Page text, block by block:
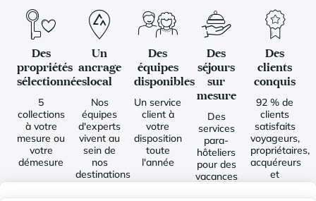
Des
propriétés
sélectionnées
5
collections
à votre
mesure ou
votre
démesure
Un
ancrage
local
Nos
équipes
d'experts
vivent au
sein de
nos
destinations
toute
l'année
Des
équipes
disponibles
Un service
client à
votre
disposition
toute
l'année
Des
séjours
sur
mesure
Des
services
para-
hôteliers
pour des
vacances
Des
clients
conquis
92 % de
clients
satisfaits
voyageurs,
propriétaires,
acquéreurs
et
vendeurs